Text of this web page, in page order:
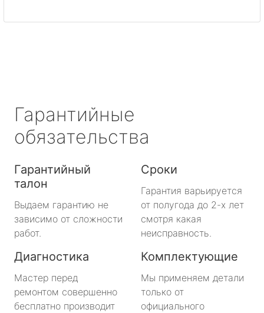
метро Нагорная
метро Молодежная
метро Преображенская площадь
метро Нахимовский Проспект
Гарантийные
обязательства
Гарантийный
талон
Выдаем гарантию не
зависимо от сложности
работ.
Сроки
Гарантия варьируется
от полугода до 2-х лет
смотря какая
неисправность.
Диагностика
Мастер перед
ремонтом совершенно
бесплатно производит
Комплектующие
Мы применяем детали
только от
официального